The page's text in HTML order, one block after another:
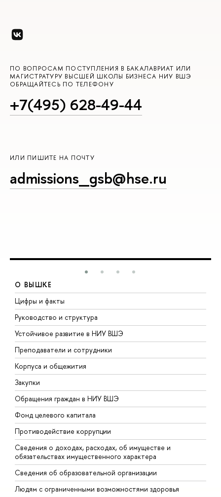
ПО ВОПРОСАМ ПОСТУПЛЕНИЯ В БАКАЛАВРИАТ ИЛИ
МАГИСТРАТУРУ ВЫСШЕЙ ШКОЛЫ БИЗНЕСА НИУ ВШЭ
ОБРАЩАЙТЕСЬ ПО ТЕЛЕФОНУ
+7(495) 628-49-44
ИЛИ ПИШИТЕ НА ПОЧТУ
admissions_gsb@hse.ru
О ВЫШКЕ
Цифры и факты
Руководство и структура
Устойчивое развитие в НИУ ВШЭ
Преподаватели и сотрудники
Корпуса и общежития
Закупки
Обращения граждан в НИУ ВШЭ
Фонд целевого капитала
Противодействие коррупции
Сведения о доходах, расходах, об имуществе и
обязательствах имущественного характера
Сведения об образовательной организации
Людям с ограниченными возможностями здоровья